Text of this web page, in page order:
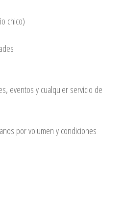
chico)
eventos y cualquier servicio de
por volumen y condiciones